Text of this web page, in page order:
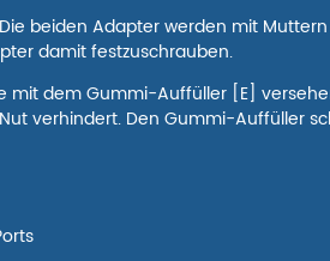
beiden Adapter werden mit
damit festzuschrauben.
mit dem Gummi-Auffüller [E]
verhindert. Den Gummi-Auffüller